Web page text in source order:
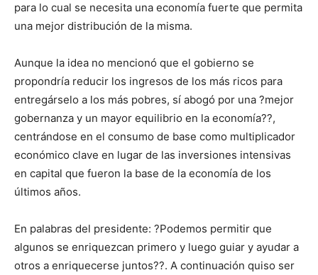
para lo cual se necesita una economía fuerte que permita
una mejor distribución de la misma.
Aunque la idea no mencionó que el gobierno se
propondría reducir los ingresos de los más ricos para
entregárselo a los más pobres, sí abogó por una ?mejor
gobernanza y un mayor equilibrio en la economía??,
centrándose en el consumo de base como multiplicador
económico clave en lugar de las inversiones intensivas
en capital que fueron la base de la economía de los
últimos años.
En palabras del presidente: ?Podemos permitir que
algunos se enriquezcan primero y luego guiar y ayudar a
otros a enriquecerse juntos??. A continuación quiso ser